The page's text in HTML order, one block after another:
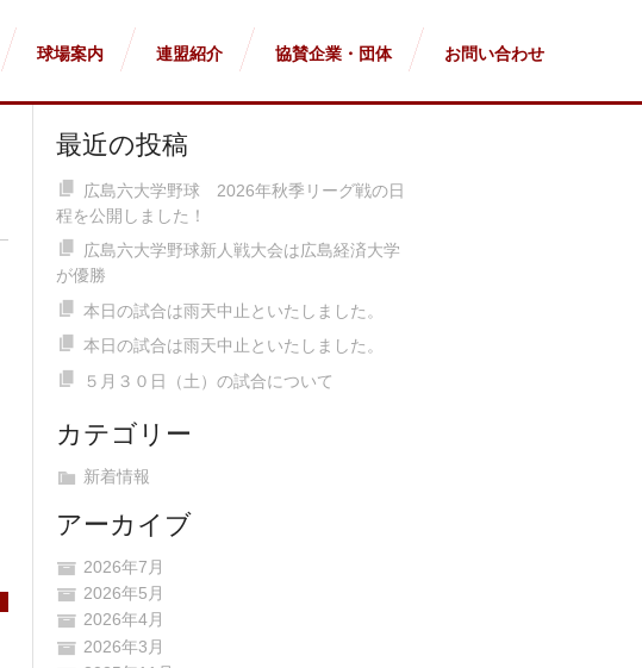
球場案内 連盟紹介 協賛企業・団体 お問い合わせ
最近の投稿
広島六大学野球 2026年秋季リーグ戦の日
程を公開しました！
広島六大学野球新人戦大会は広島経済大学
が優勝
本日の試合は雨天中止といたしました。
本日の試合は雨天中止といたしました。
５月３０日（土）の試合について
カテゴリー
新着情報
アーカイブ
2026年7月
2026年5月
2026年4月
2026年3月